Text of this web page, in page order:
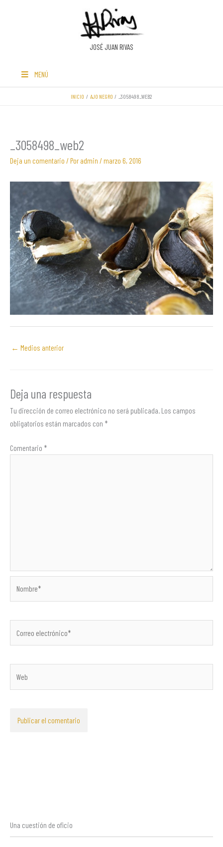
JOSÉ JUAN RIVAS
MENÚ
INICIO AJO NEGRO _3058498_WEB2
_3058498_web2
Deja un comentario / Poradmin /marzo 6, 2016
← Medios anterior
Deja una respuesta
Tu dirección de correo electrónico no será publicada. Los campos
obligatorios están marcados con *
Comentario *
electrónico*
Una cuestión de oficio